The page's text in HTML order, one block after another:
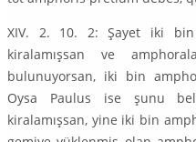
XIV. 2. 10. 2: Şayet iki
kiralamışsan ve
bulunuyorsan, iki bin
Oysa Paulus ise şunu
kiralamışsan, yine iki bin